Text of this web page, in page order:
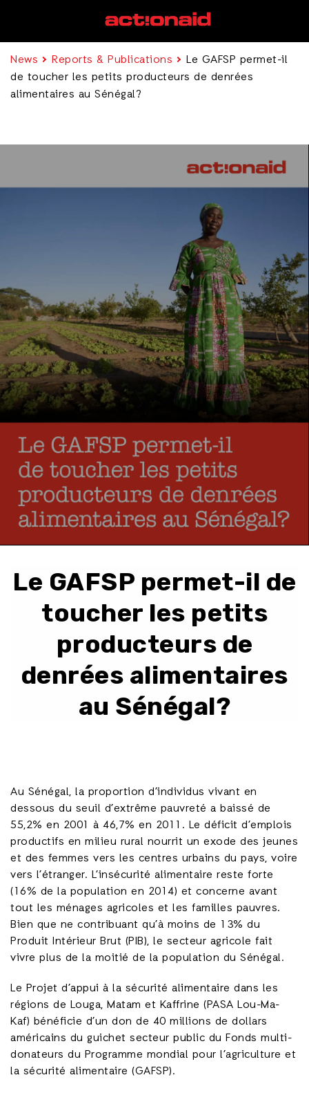
News Reports & Publications
Le GAFSP permet-il
de toucher les petits producteurs de denrées
alimentaires au Sénégal?
Le GAFSP permet-il de
toucher les petits
producteurs de
denrées alimentaires
au Sénégal?
Au Sénégal, la proportion d’individus vivant en
dessous du seuil d’extrême pauvreté a baissé de
55,2% en 2001 à 46,7% en 2011. Le déficit d’emplois
productifs en milieu rural nourrit un exode des jeunes
et des femmes vers les centres urbains du pays, voire
vers l’étranger. L’insécurité alimentaire reste forte
(16% de la population en 2014) et concerne avant
tout les ménages agricoles et les familles pauvres.
Bien que ne contribuant qu’à moins de 13% du
Produit Intérieur Brut (PIB), le secteur agricole fait
vivre plus de la moitié de la population du Sénégal.
Le Projet d’appui à la sécurité alimentaire dans les
régions de Louga, Matam et Kaffrine (PASA Lou-Ma-
Kaf) bénéficie d’un don de 40 millions de dollars
américains du guichet secteur public du Fonds multi-
donateurs du Programme mondial pour l’agriculture et
la sécurité alimentaire (GAFSP).